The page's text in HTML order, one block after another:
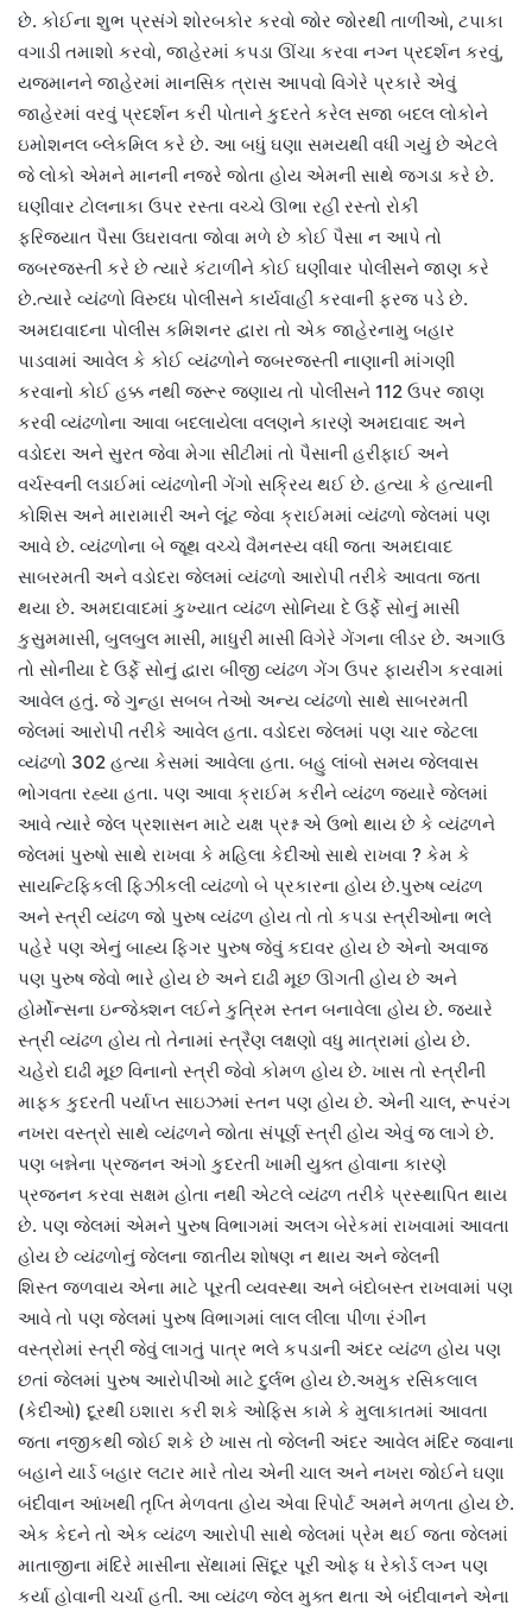
છે. કોઈના શુભ પ્રસંગે શોરબકોર કરવો જોર જોરથી તાળીઓ, ટપાકા
વગાડી તમાશો કરવો, જાહેરમાં કપડા ઊંચા કરવા નગ્ન પ્રદર્શન કરવું,
યજમાનને જાહેરમાં માનસિક ત્રાસ આપવો વિગેરે પ્રકારે એવું
જાહેરમાં વરવું પ્રદર્શન કરી પોતાને કુદરતે કરેલ સજા બદલ લોકોને
ઇમોશનલ બ્લેકમિલ કરે છે. આ બધું ઘણા સમયથી વધી ગયું છે એટલે
જે લોકો એમને માનની નજરે જોતા હોય એમની સાથે જગડા કરે છે.
ઘણીવાર ટોલનાકા ઉપર રસ્તા વચ્ચે ઊભા રહી રસ્તો રોકી
ફરિજયાત પૈસા ઉઘરાવતા જોવા મળે છે કોઈ પૈસા ન આપે તો
જબરજસ્તી કરે છે ત્યારે કંટાળીને કોઈ ઘણીવાર પોલીસને જાણ કરે
છે.ત્યારે વ્યંઢળો વિરુધ્ધ પોલીસને કાર્યવાહી કરવાની ફરજ પડે છે.
અમદાવાદના પોલીસ કમિશનર દ્વારા તો એક જાહેરનામુ બહાર
પાડવામાં આવેલ કે કોઈ વ્યંઢળોને જબરજસ્તી નાણાની માંગણી
કરવાનો કોઈ હક્ક નથી જરૂર જણાય તો પોલીસને 112 ઉપર જાણ
કરવી વ્યંઢળોના આવા બદલાયેલા વલણને કારણે અમદાવાદ અને
વડોદરા અને સુરત જેવા મેગા સીટીમાં તો પૈસાની હરીફાઈ અને
વર્ચસ્વની લડાઈમાં વ્યંઢળોની ગેંગો સક્રિય થઈ છે. હત્યા કે હત્યાની
કોશિસ અને મારામારી અને લૂંટ જેવા ક્રાઈમમાં વ્યંઢળો જેલમાં પણ
આવે છે. વ્યંઢળોના બે જૂથ વચ્ચે વૈમનસ્ય વધી જતા અમદાવાદ
સાબરમતી અને વડોદરા જેલમાં વ્યંઢળો આરોપી તરીકે આવતા જતા
થયા છે. અમદાવાદમાં કુખ્યાત વ્યંઢળ સોનિયા દે ઉર્ફે સોનું માસી
કુસુમમાસી, બુલબુલ માસી, માધુરી માસી વિગેરે ગેંગના લીડર છે. અગાઉ
તો સોનીયા દે ઉર્ફે સોનું દ્વારા બીજી વ્યંઢળ ગેંગ ઉપર ફાયરીંગ કરવામાં
આવેલ હતું. જે ગુન્હા સબબ તેઓ અન્ય વ્યંઢળો સાથે સાબરમતી
જેલમાં આરોપી તરીકે આવેલ હતા. વડોદરા જેલમાં પણ ચાર જેટલા
વ્યંઢળો 302 હત્યા કેસમાં આવેલા હતા.‌ બહુ લાંબો સમય જેલવાસ
ભોગવતા રહ્યા હતા. પણ આવા ક્રાઈમ કરીને વ્યંઢળ જ્યારે જેલમાં
આવે ત્યારે જેલ પ્રશાસન માટે યક્ષ પ્રશ્ન એ ઉભો થાય છે કે વ્યંઢળને
જેલમાં પુરુષો સાથે રાખવા કે મહિલા કેદીઓ સાથે રાખવા ? કેમ કે
સાયન્ટિફિકલી ફિઝીકલી વ્યંઢળો બે પ્રકારના હોય છે.પુરુષ વ્યંઢળ
અને સ્ત્રી વ્યંઢળ જો પુરુષ વ્યંઢળ હોય તો તો કપડા સ્ત્રીઓના ભલે
પહેરે પણ એનું બાહ્ય ફિગર પુરુષ જેવું કદાવર હોય છે એનો અવાજ
પણ પુરુષ જેવો ભારે હોય છે અને દાઢી મૂછ ઊગતી હોય છે અને
હોર્મોન્સના ઇન્જેક્શન લઈને કુત્રિમ સ્તન બનાવેલા હોય છે. જ્યારે
સ્ત્રી વ્યંઢળ હોય તો તેનામાં સ્ત્રૈણ લક્ષણો વધુ માત્રામાં હોય છે.
ચહેરો દાઢી મૂછ વિનાનો સ્ત્રી જેવો કોમળ હોય છે. ખાસ તો સ્ત્રીની
માફક કુદરતી પર્યાપ્ત સાઇઝમાં સ્તન પણ હોય છે. એની ચાલ, રૂપરંગ
નખરા વસ્ત્રો સાથે વ્યંઢળને જોતા સંપૂર્ણ સ્ત્રી હોય એવું જ લાગે છે.
પણ બન્નેના પ્રજનન અંગો કુદરતી ખામી યુક્ત હોવાના કારણે
પ્રજનન કરવા સક્ષમ હોતા નથી એટલે વ્યંઢળ તરીકે પ્રસ્થાપિત થાય
છે.‌ પણ જેલમાં એમને પુરુષ વિભાગમાં અલગ બેરેકમાં રાખવામાં આવતા
હોય છે વ્યંઢળોનું જેલના જાતીય શોષણ ન થાય અને જેલની
શિસ્ત જળવાય એના માટે પૂરતી વ્યવસ્થા અને બંદોબસ્ત રાખવામાં પણ
આવે તો પણ જેલમાં પુરુષ વિભાગમાં લાલ લીલા પીળા રંગીન
વસ્ત્રોમાં સ્ત્રી જેવું લાગતું પાત્ર ભલે કપડાની અંદર વ્યંઢળ હોય પણ
છતાં જેલમાં પુરુષ આરોપીઓ માટે દુર્લભ હોય છે.અમુક રસિકલાલ
(કેદીઓ) દૂરથી ઇશારા કરી શકે ઓફિસ કામે કે મુલાકાતમાં આવતા
જતા નજીકથી જોઈ શકે છે ખાસ તો જેલની અંદર આવેલ મંદિર જવાના
બહાને યાર્ડ બહાર લટાર મારે તોય એની ચાલ અને નખરા જોઈને ઘણા
બંદીવાન આંખથી તૃપ્તિ મેળવતા હોય એવા રિપોર્ટ અમને મળતા હોય છે.
એક કેદને તો એક વ્યંઢળ આરોપી સાથે જેલમાં પ્રેમ થઈ જતા જેલમાં
માતાજીના મંદિરે માસીના સેંથામાં સિંદૂર પૂરી ઓફ ધ રેકોર્ડ લગ્ન પણ
કર્યા હોવાની ચર્ચા હતી. આ વ્યંઢળ જેલ મુક્ત થતા એ બંદીવાનને એના